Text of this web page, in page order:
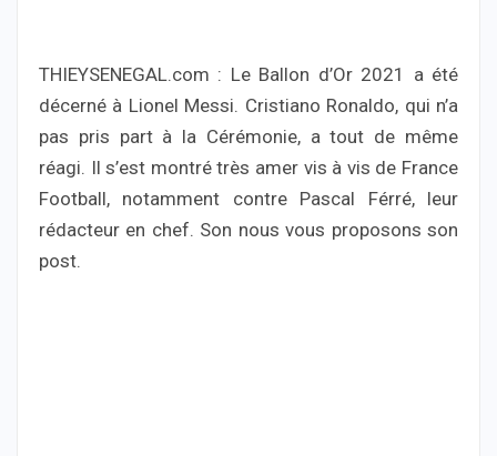
THIEYSENEGAL.com : Le Ballon d’Or 2021 a été
décerné à Lionel Messi. Cristiano Ronaldo, qui n’a
pas pris part à la Cérémonie, a tout de même
réagi. Il s’est montré très amer vis à vis de France
Football, notamment contre Pascal Férré, leur
rédacteur en chef. Son nous vous proposons son
post.